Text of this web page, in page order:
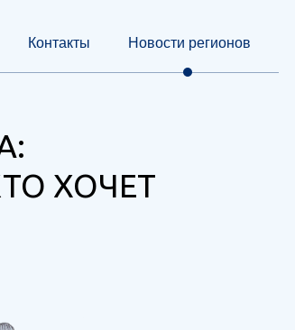
Контакты Новости регионов
ХОЧЕТ